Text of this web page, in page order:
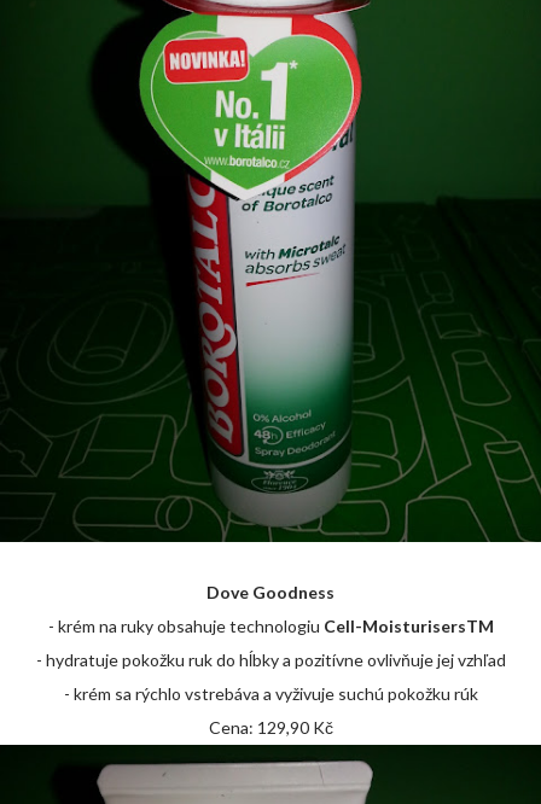
Dove Goodness
- krém na ruky obsahuje technologiu Cell-MoisturisersTM
- hydratuje pokožku ruk do hĺbky a pozitívne ovlivňuje jej vzhľad
- krém sa rýchlo vstrebáva a vyživuje suchú pokožku rúk
Cena: 129,90 Kč